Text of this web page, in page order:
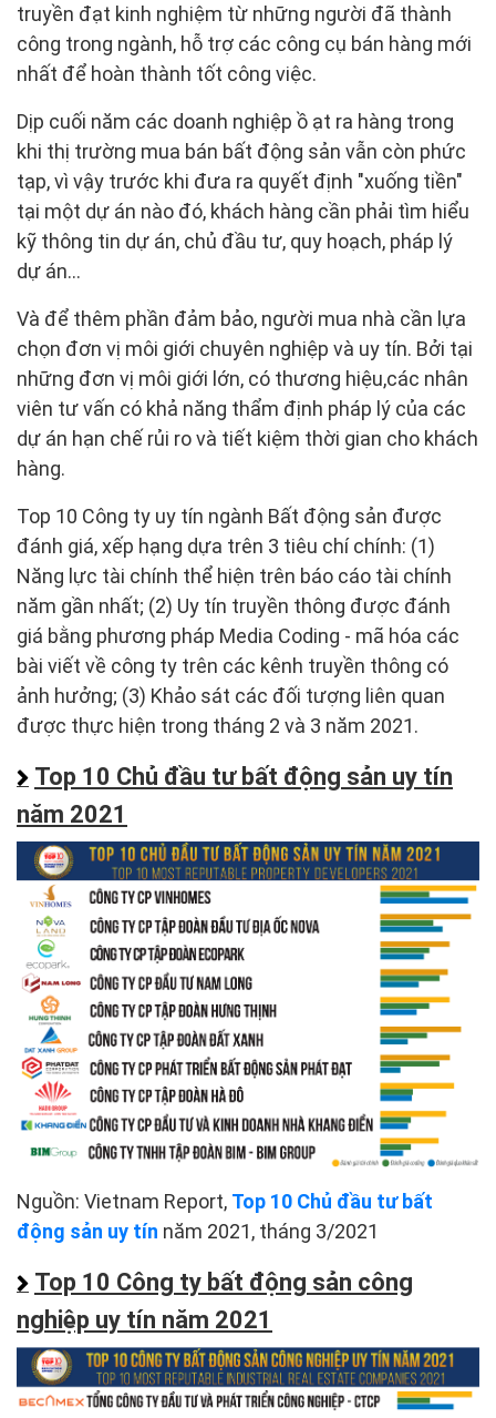
truyền đạt kinh nghiệm từ những người đã thành
công trong ngành, hỗ trợ các công cụ bán hàng mới
nhất để hoàn thành tốt công việc.
Dịp cuối năm các doanh nghiệp ồ ạt ra hàng trong
khi thị trường mua bán bất động sản vẫn còn phức
tạp, vì vậy trước khi đưa ra quyết định "xuống tiền"
tại một dự án nào đó, khách hàng cần phải tìm hiểu
kỹ thông tin dự án, chủ đầu tư, quy hoạch, pháp lý
dự án...
Và để thêm phần đảm bảo, người mua nhà cần lựa
chọn đơn vị môi giới chuyên nghiệp và uy tín. Bởi tại
những đơn vị môi giới lớn, có thương hiệu,các nhân
viên tư vấn có khả năng thẩm định pháp lý của các
dự án hạn chế rủi ro và tiết kiệm thời gian cho khách
hàng.
Top 10 Công ty uy tín ngành Bất động sản được
đánh giá, xếp hạng dựa trên 3 tiêu chí chính: (1)
Năng lực tài chính thể hiện trên báo cáo tài chính
năm gần nhất; (2) Uy tín truyền thông được đánh
giá bằng phương pháp Media Coding - mã hóa các
bài viết về công ty trên các kênh truyền thông có
ảnh hưởng; (3) Khảo sát các đối tượng liên quan
được thực hiện trong tháng 2 và 3 năm 2021.
Top 10 Chủ đầu tư bất động sản uy tín
năm 2021
Nguồn: Vietnam Report, Top 10 Chủ đầu tư bất
động sản uy tín năm 2021, tháng 3/2021
Top 10 Công ty bất động sản công
nghiệp uy tín năm 2021